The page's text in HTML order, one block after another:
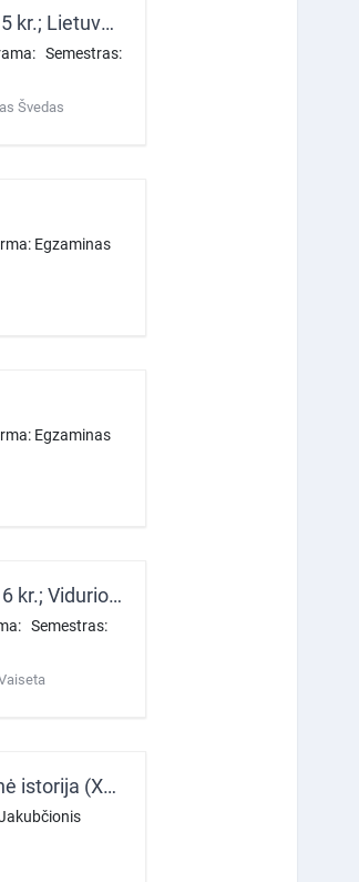
Istoriografija ir istorika (Istorijos rašymas: pavidalai, sampratos, konfliktai - 5 kr.; Lietuvos istorijos istoriografija - 5 kr.; Istorijos filosofija ir istorika - 5 kr.)
Semestras:
Švedas
Egzaminas
Egzaminas
Atminties kultūra ir istorijos politika (Teoriniai atminties studijų pagrindai – 6 kr.; Vidurio-Rytų Europos atminties politika – 5 kr.; Atminties kultūra ir istorijos politika Lietuvoje - 4 kr.)
Semestras:
Naujų ir naujausių laikų visuotinė ir Lietuvos istorija (Naujųjų amžių visuotinė istorija (XVIII a. pab. – XX a. pr.) - 4 kr.; Naujausiųjų laikų visuotinė istorija - 4 kr.; Lietuvos istorija (1918–1990 m.) - 5 kr.; Modulio rašto darbas